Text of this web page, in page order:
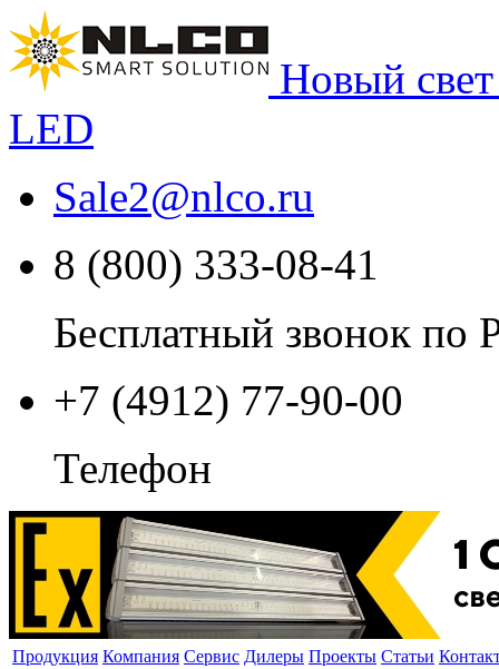
Новый
LED
Sale2@nlco.ru
8 (800) 333-08-41
Бесплатный звонок по
+7 (4912) 77-90-00
Телефон
Продукция Компания Сервис Дилеры Проекты Статьи